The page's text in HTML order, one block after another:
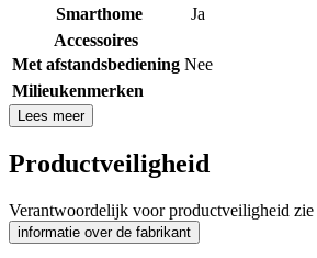
Smarthome
Ja
Accessoires
Met afstandsbediening Nee
Milieukenmerken
Lees meer
Productveiligheid
Verantwoordelijk voor productveiligheid zie
informatie over de fabrikant